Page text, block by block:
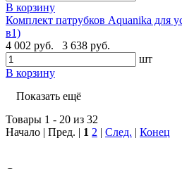
В корзину
Комплект патрубков Aquanika для
в1)
4 002 руб.
3 638 руб.
шт
В корзину
Показать ещё
Товары 1 - 20 из 32
Начало | Пред. | 1 2 | След. | Конец